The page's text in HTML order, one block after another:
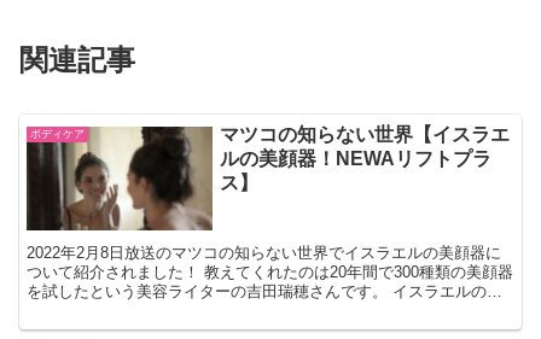
関連記事
ボディケア
マツコの知らない世界【イスラエ
ルの美顔器！NEWAリフトプラ
ス】
2022年2月8日放送のマツコの知らない世界でイスラエルの美顔器に
ついて紹介されました！ 教えてくれたのは20年間で300種類の美顔器
を試したという美容ライターの吉田瑞穂さんです。 イスラエルの美